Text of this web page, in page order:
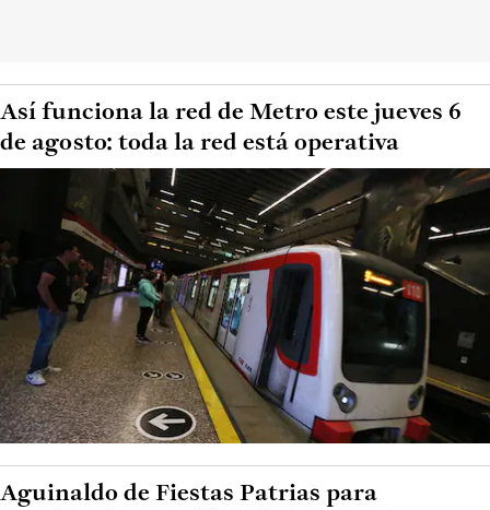
Así funciona la red de Metro este jueves 6
de agosto: toda la red está operativa
Aguinaldo de Fiestas Patrias para